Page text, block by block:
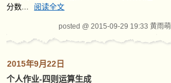
分数...
阅读全文
posted @ 2015-09-29 19:33 黄雨萌
2015年9月22日
个人作业-四则运算生成